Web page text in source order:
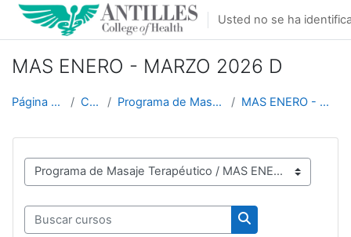
Salta al contenido principal
Usted no se ha
MAS ENERO - MARZO 2026 D
Página Principal Cursos Programa de Masaje Terapéutico MAS ENERO - MARZO 2026 D
Categorías
Buscar cursos